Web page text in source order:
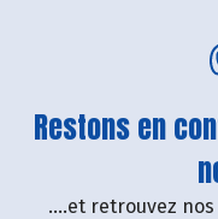
Restons en
....et retrouvez